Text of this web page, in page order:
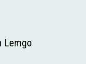
Lemgo